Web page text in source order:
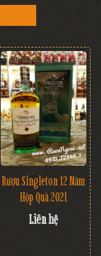
Rượu Singleton 12 Năm
Hộp Quà 2021
Liên hệ